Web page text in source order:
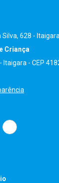
Silva, 628 -
Criança
Itaigara - CEP